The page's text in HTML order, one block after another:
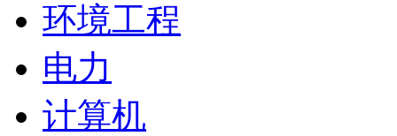
环境工程
电力
计算机